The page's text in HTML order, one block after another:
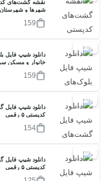
شهرها و
159
30%
دانلود شیپ فایل
خانوار و مسکن
159
30%
کدپستی ۵ رقمی
154
20%
کدپستی ۵ رقمی